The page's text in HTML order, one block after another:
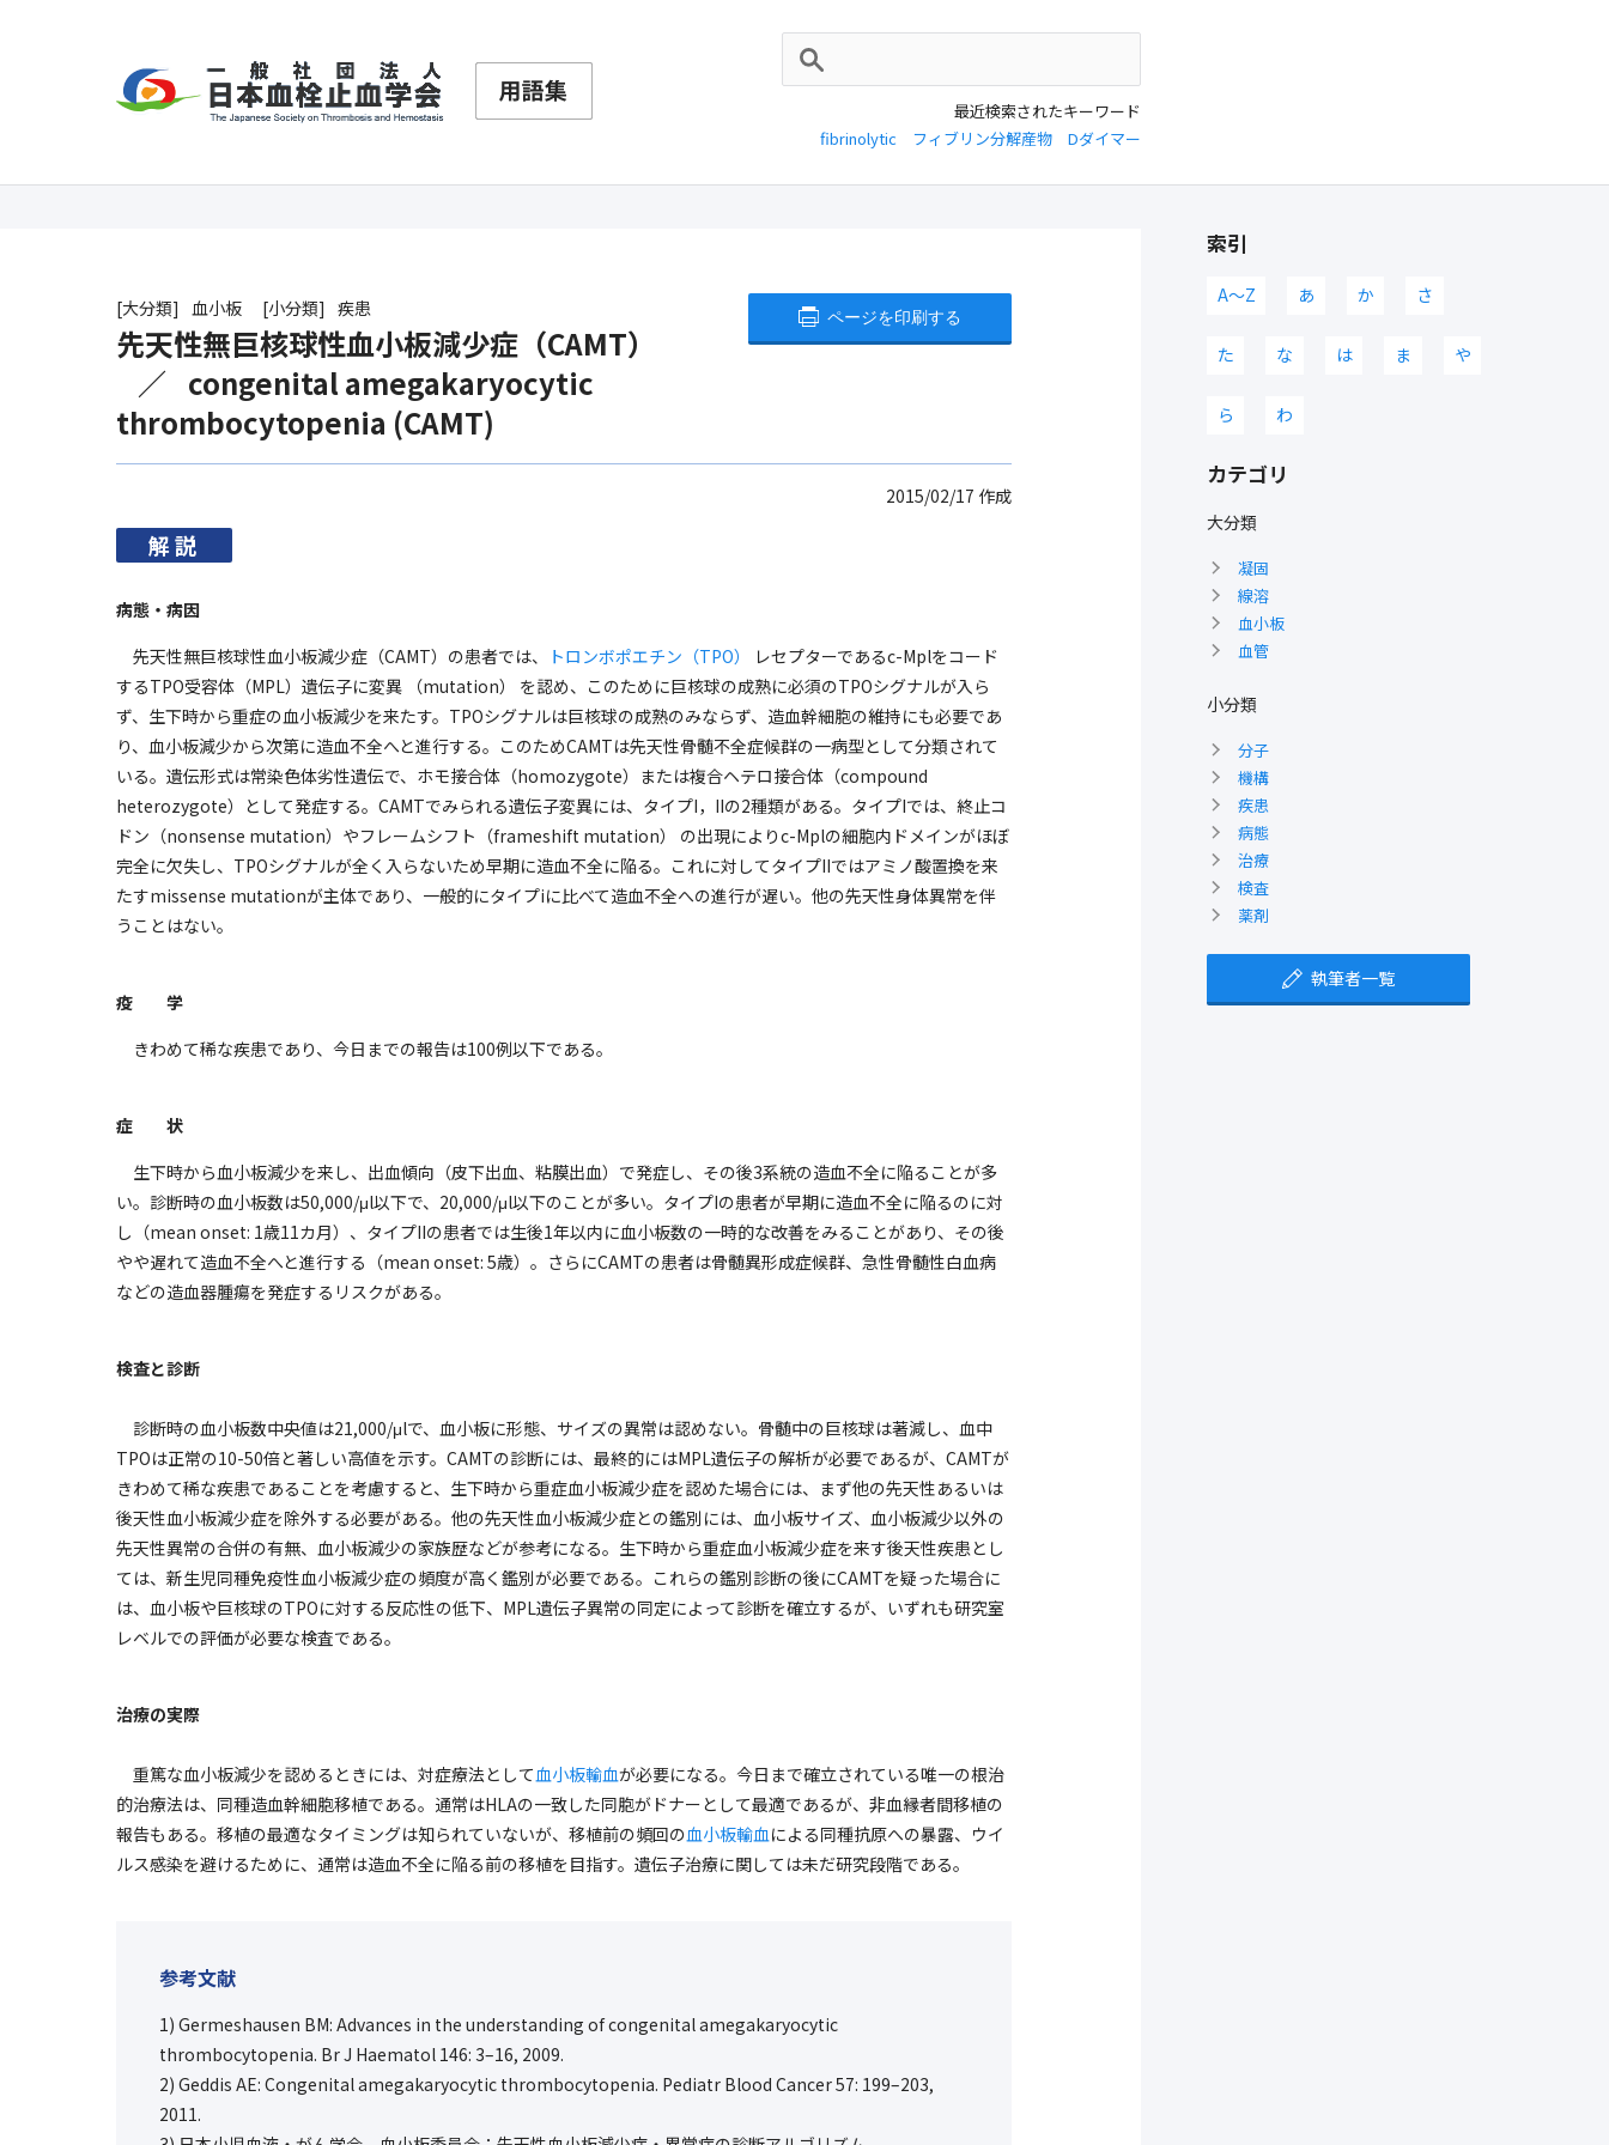
最近検索されたキーワード
fibrinolytic
フィブリン分解産物 Dダイマー
大分類 血小板 小分類 疾患
先天性無巨核球性血小板減少症（CAMT）
congenital amegakaryocytic
thrombocytopenia (CAMT)
ページを印刷する
2015/02/17 作成
解説
病態・病因
先天性無巨核球性血小板減少症（CAMT）の患者では、
トロンボポエチン（TPO）
レセプターであるc-Mplをコード
するTPO受容体（MPL）遺伝子に変異 （mutation） を認め、このために巨核球の成熟に必須のTPOシグナルが入ら
ず、生下時から重症の血小板減少を来たす。TPOシグナルは巨核球の成熟のみならず、造血幹細胞の維持にも必要であ
り、血小板減少から次第に造血不全へと進行する。このためCAMTは先天性骨髄不全症候群の一病型として分類されて
いる。遺伝形式は常染色体劣性遺伝で、ホモ接合体（homozygote）または複合ヘテロ接合体（compound
heterozygote）として発症する。CAMTでみられる遺伝子変異には、タイプI，IIの2種類がある。タイプIでは、終止コ
ドン（nonsense mutation）やフレームシフト（frameshift mutation） の出現によりc-Mplの細胞内ドメインがほぼ
完全に欠失し、TPOシグナルが全く入らないため早期に造血不全に陥る。これに対してタイプIIではアミノ酸置換を来
たすmissense mutationが主体であり、一般的にタイプiに比べて造血不全への進行が遅い。他の先天性身体異常を伴
うことはない。
疫 学
きわめて稀な疾患であり、今日までの報告は100例以下である。
症 状
生下時から血小板減少を来し、出血傾向（皮下出血、粘膜出血）で発症し、その後3系統の造血不全に陥ることが多
い。診断時の血小板数は50,000/μl以下で、20,000/μl以下のことが多い。タイプIの患者が早期に造血不全に陥るのに対
し（mean onset: 1歳11カ月）、タイプIIの患者では生後1年以内に血小板数の一時的な改善をみることがあり、その後
やや遅れて造血不全へと進行する（mean onset: 5歳）。さらにCAMTの患者は骨髄異形成症候群、急性骨髄性白血病
などの造血器腫瘍を発症するリスクがある。
検査と診断
診断時の血小板数中央値は21,000/μlで、血小板に形態、サイズの異常は認めない。骨髄中の巨核球は著減し、血中
TPOは正常の10-50倍と著しい高値を示す。CAMTの診断には、最終的にはMPL遺伝子の解析が必要であるが、CAMTが
きわめて稀な疾患であることを考慮すると、生下時から重症血小板減少症を認めた場合には、まず他の先天性あるいは
後天性血小板減少症を除外する必要がある。他の先天性血小板減少症との鑑別には、血小板サイズ、血小板減少以外の
先天性異常の合併の有無、血小板減少の家族歴などが参考になる。生下時から重症血小板減少症を来す後天性疾患とし
ては、新生児同種免疫性血小板減少症の頻度が高く鑑別が必要である。これらの鑑別診断の後にCAMTを疑った場合に
は、血小板や巨核球のTPOに対する反応性の低下、MPL遺伝子異常の同定によって診断を確立するが、いずれも研究室
レベルでの評価が必要な検査である。
治療の実際
重篤な血小板減少を認めるときには、対症療法として血小板輸血が必要になる。今日まで確立されている唯一の根治
的治療法は、同種造血幹細胞移植である。通常はHLAの一致した同胞がドナーとして最適であるが、非血縁者間移植の
報告もある。移植の最適なタイミングは知られていないが、移植前の頻回の血小板輸血による同種抗原への暴露、ウイ
ルス感染を避けるために、通常は造血不全に陥る前の移植を目指す。遺伝子治療に関しては未だ研究段階である。
参考文献
1) Germeshausen BM: Advances in the understanding of congenital amegakaryocytic
thrombocytopenia. Br J Haematol 146: 3–16, 2009.
2) Geddis AE: Congenital amegakaryocytic thrombocytopenia. Pediatr Blood Cancer57: 199–203,
2011.
索引
A〜Z あ か さ
た な は ま や
ら わ
カテゴリ
大分類
凝固
線溶
血小板
血管
小分類
分子
機構
疾患
病態
治療
検査
薬剤
執筆者一覧